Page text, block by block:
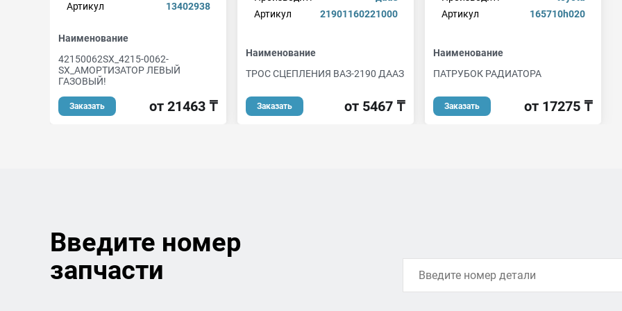
Артикул
13402938
Наименование
42150062SX_4215-0062-
SX_АМОРТИЗАТОР ЛЕВЫЙ
ГАЗОВЫЙ!
Заказать от 21463 ₸
Артикул
21901160221000
Наименование
ТРОС СЦЕПЛЕНИЯ ВАЗ-2190 ДААЗ
Заказать от 5467 ₸
Артикул
165710h020
Наименование
ПАТРУБОК РАДИАТОРА
Заказать от 17275 ₸
Введите номер
запчасти